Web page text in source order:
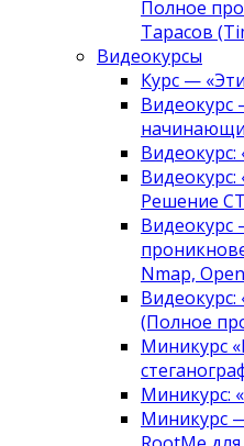
Полное
Тарасов
Видеокурсы
Курс —
Видеокурс
Видеокурс:
Видеокурс:
Решение
Видеокурс
Nmap,
Видеокурс:
(Полное
Миникурс
Миникурс:
Миникурс —